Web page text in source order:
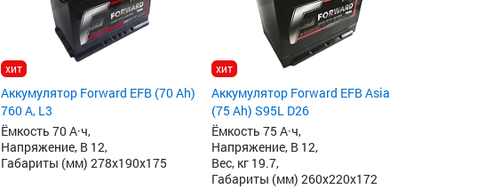
хит
Аккумулятор Forward EFB (70 Ah)
760 А, L3
Ёмкость 70 А·ч,
Напряжение, В 12,
Габариты (мм) 278x190x175
хит
Аккумулятор Forward EFB Asia
(75 Ah) S95L D26
Ёмкость 75 А·ч,
Напряжение, В 12,
Вес, кг 19.7,
Габариты (мм) 260x220x172